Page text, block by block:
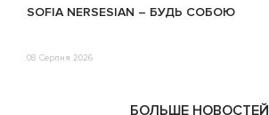
SOFIA NERSESIAN – БУДЬ СОБОЮ
08 Серпня 2026
БОЛЬШЕ НОВОСТЕЙ